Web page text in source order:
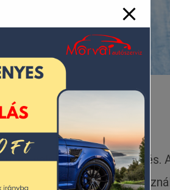
és valóban nehéz a
és mennyit